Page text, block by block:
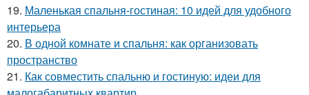
19. Маленькая спальня-гостиная: 10 идей для удобного
интерьера
20. В одной комнате и спальня: как организовать
пространство
21. Как совместить спальню и гостиную: идеи для